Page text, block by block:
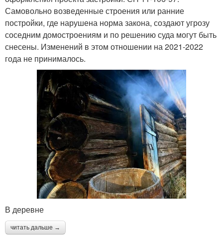
Самовольно возведенные строения или ранние
постройки, где нарушена норма закона, создают угрозу
соседним домостроениям и по решению суда могут быть
снесены. Изменений в этом отношении на 2021-2022
года не принималось.
В деревне
читать дальше →